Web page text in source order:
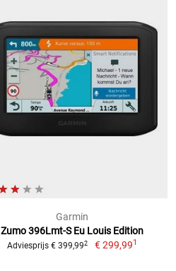
Garmin
Zumo 396Lmt-S Eu Louis Edition
Adviesprijs € 399,992 € 299,991